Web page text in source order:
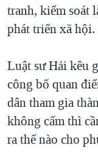
tranh, kiểm soát
phát triển xã hội.
Luật sư Hải kêu
công bố quan
dân tham gia
không cấm thì
ra thế nào cho